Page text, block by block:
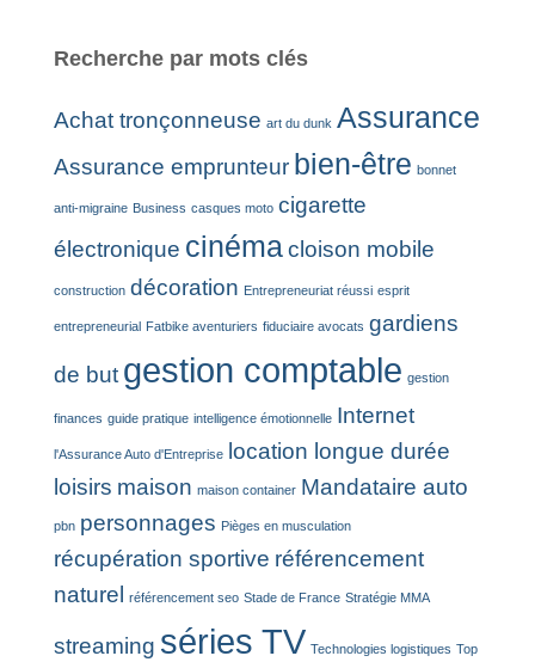
Recherche par mots clés
Achat tronçonneuse art du dunk Assurance
Assurance emprunteur bien-être bonnet
anti-migraine Business casques moto cigarette
électronique cinémacloison mobile
construction décoration Entrepreneuriat réussi esprit
entrepreneurial Fatbike aventuriers fiduciaire avocats gardiens
de but gestion comptable gestion
finances guide pratique intelligence émotionnelle Internet
l'Assurance Auto d'Entreprise location longue durée
loisirs maison maison container Mandataire auto
pbn personnages Pièges en musculation
récupération sportive référencement
naturel référencement seo Stade de France Stratégie MMA
streaming séries TV Technologies logistiques Top